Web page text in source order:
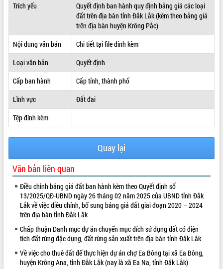
HỆ THỐNG VĂN BẢN
ĐIỂM TIN VĂN BẢN
QUY HOẠCH - KẾ HOẠCH
Trích yếu
Quyết định ban hành quy định bảng giá các loại
đất trên địa bàn tỉnh Đắk Lắk (kèm theo bảng giá
trên địa bàn huyện Krông Pắc)
Nội dung văn bản
Chi tiết tại file đính kèm
Loại văn bản
Quyết định
Cấp ban hành
Cấp tỉnh, thành phố
Lĩnh vực
Đất đai
Tệp đính kèm
Quay lại
Văn bản liên quan
Điều chỉnh bảng giá đất ban hành kèm theo Quyết định số
13/2025/QĐ-UBND ngày 26 tháng 02 năm 2025 của UBND tỉnh Đắk
Lắk về việc điều chỉnh, bổ sung bảng giá đất giai đoạn 2020 – 2024
trên địa bàn tỉnh Đắk Lắk
Chấp thuận Danh mục dự án chuyển mục đích sử dụng đất có diện
tích đất rừng đặc dụng, đất rừng sản xuất trên địa bàn tỉnh Đắk Lắk
Về việc cho thuê đất để thực hiện dự án chợ Ea Bông tại xã Ea Bông,
huyện Krông Ana, tỉnh Đắk Lắk (nay là xã Ea Na, tỉnh Đắk Lắk)